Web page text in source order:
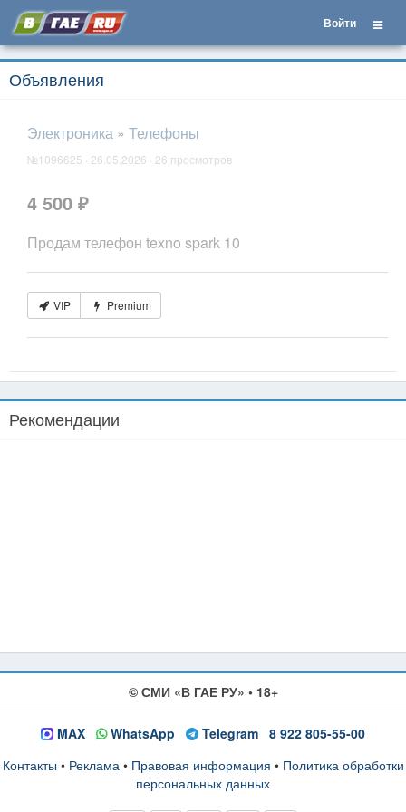
Войти
Объявления
Электроника » Телефоны
№1096625 · 26.05.2026 · 26 просмотров
4 500 ₽
Продам телефон texno spark 10
VIP Premium
Рекомендации
© СМИ «В ГАЕ РУ» • 18+
MAX WhatsApp Telegram 8 922 805-55-00
Контакты • Реклама• Правовая информация • Политика обработки
персональных данных